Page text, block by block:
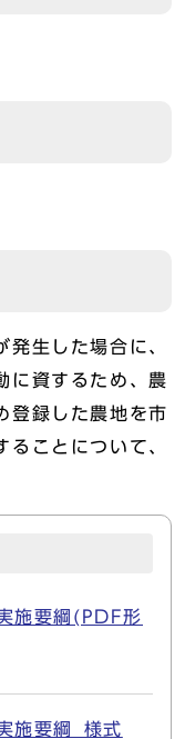
発生した場合に、
に資するため、農
登録した農地を市
ることについて、
施要綱(PDF形
施要綱_様式